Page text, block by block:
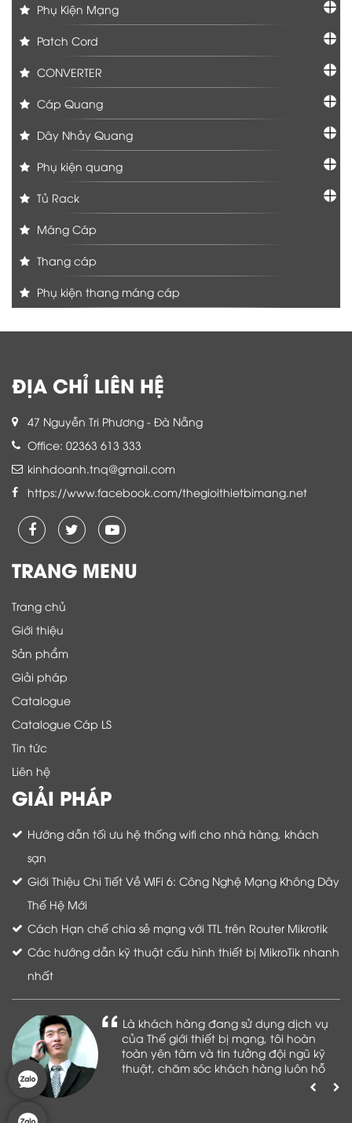
Phụ Kiện Mạng
Patch Cord
CONVERTER
Cáp Quang
Dây Nhảy Quang
Phụ kiện quang
Tủ Rack
Máng Cáp
Thang cáp
Phụ kiện thang máng cáp
ĐỊA CHỈ LIÊN HỆ
47 Nguyễn Tri Phương - Đà Nẵng
Office: 02363 613 333
kinhdoanh.tnq@gmail.com
https://www.facebook.com/thegioithietbimang.net
TRANG MENU
Trang chủ
Giới thiệu
Sản phẩm
Giải pháp
Catalogue
Catalogue Cáp LS
Tin tức
Liên hệ
GIẢI PHÁP
Hướng dẫn tối ưu hệ thống wifi cho nhà hàng, khách
sạn
Giới Thiệu Chi Tiết Về WiFi 6: Công Nghệ Mạng Không Dây
Thế Hệ Mới
Cách Hạn chế chia sẻ mạng với TTL trên Router Mikrotik
Các hướng dẫn kỹ thuật cấu hình thiết bị MikroTik nhanh
nhất
Là khách hàng đang sử dụng dịch vụ
của Thế giới thiết bị mạng, tôi hoàn
toàn yên tâm và tin tưởng đội ngũ kỹ
thuật, chăm sóc khách hàng luôn hỗ